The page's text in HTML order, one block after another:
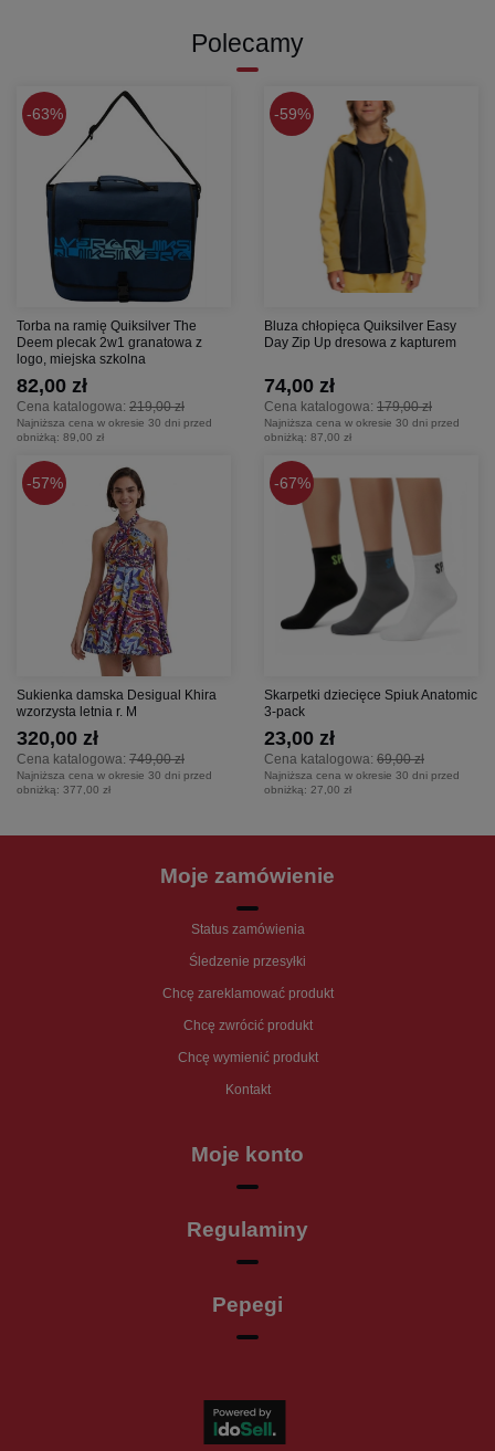
Polecamy
63%
Torba na ramię Quiksilver The
Deem plecak 2w1 granatowa z
logo, miejska szkolna
Cena katalogowa: 219,00 zł
82,00 zł
Najniższa cena w okresie 30 dni przed
obniżką: 89,00 zł
59%
Bluza chłopięca Quiksilver Easy
Day Zip Up dresowa z kapturem
Cena katalogowa: 179,00 zł
74,00 zł
Najniższa cena w okresie 30 dni przed
obniżką: 87,00 zł
57%
Sukienka damska Desigual Khira
wzorzysta letnia r. M
Cena katalogowa: 749,00 zł
320,00 zł
Najniższa cena w okresie 30 dni przed
obniżką: 377,00 zł
67%
Skarpetki dziecięce Spiuk Anatomic
3-pack
Cena katalogowa: 69,00 zł
23,00 zł
Najniższa cena w okresie 30 dni przed
obniżką: 27,00 zł
Moje zamówienie
Status zamówienia
Śledzenie przesyłki
Chcę zareklamować produkt
Chcę zwrócić produkt
Chcę wymienić produkt
Kontakt
Moje konto
Regulaminy
Pepegi